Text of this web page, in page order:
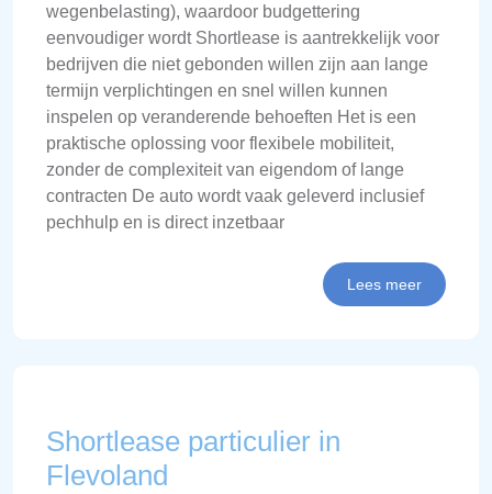
wegenbelasting), waardoor budgettering
eenvoudiger wordt Shortlease is aantrekkelijk voor
bedrijven die niet gebonden willen zijn aan lange
termijn verplichtingen en snel willen kunnen
inspelen op veranderende behoeften Het is een
praktische oplossing voor flexibele mobiliteit,
zonder de complexiteit van eigendom of lange
contracten De auto wordt vaak geleverd inclusief
pechhulp en is direct inzetbaar
Lees meer
Shortlease particulier in
Flevoland